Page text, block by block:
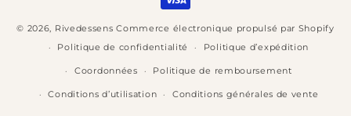
© 2026, Rivedessens Commerce électronique propulsé par Shopify
Politique de confidentialité
Politique d’expédition
Coordonnées Politique de remboursement
Conditions d’utilisation Conditions générales de vente